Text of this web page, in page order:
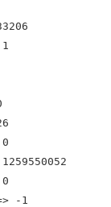
-1